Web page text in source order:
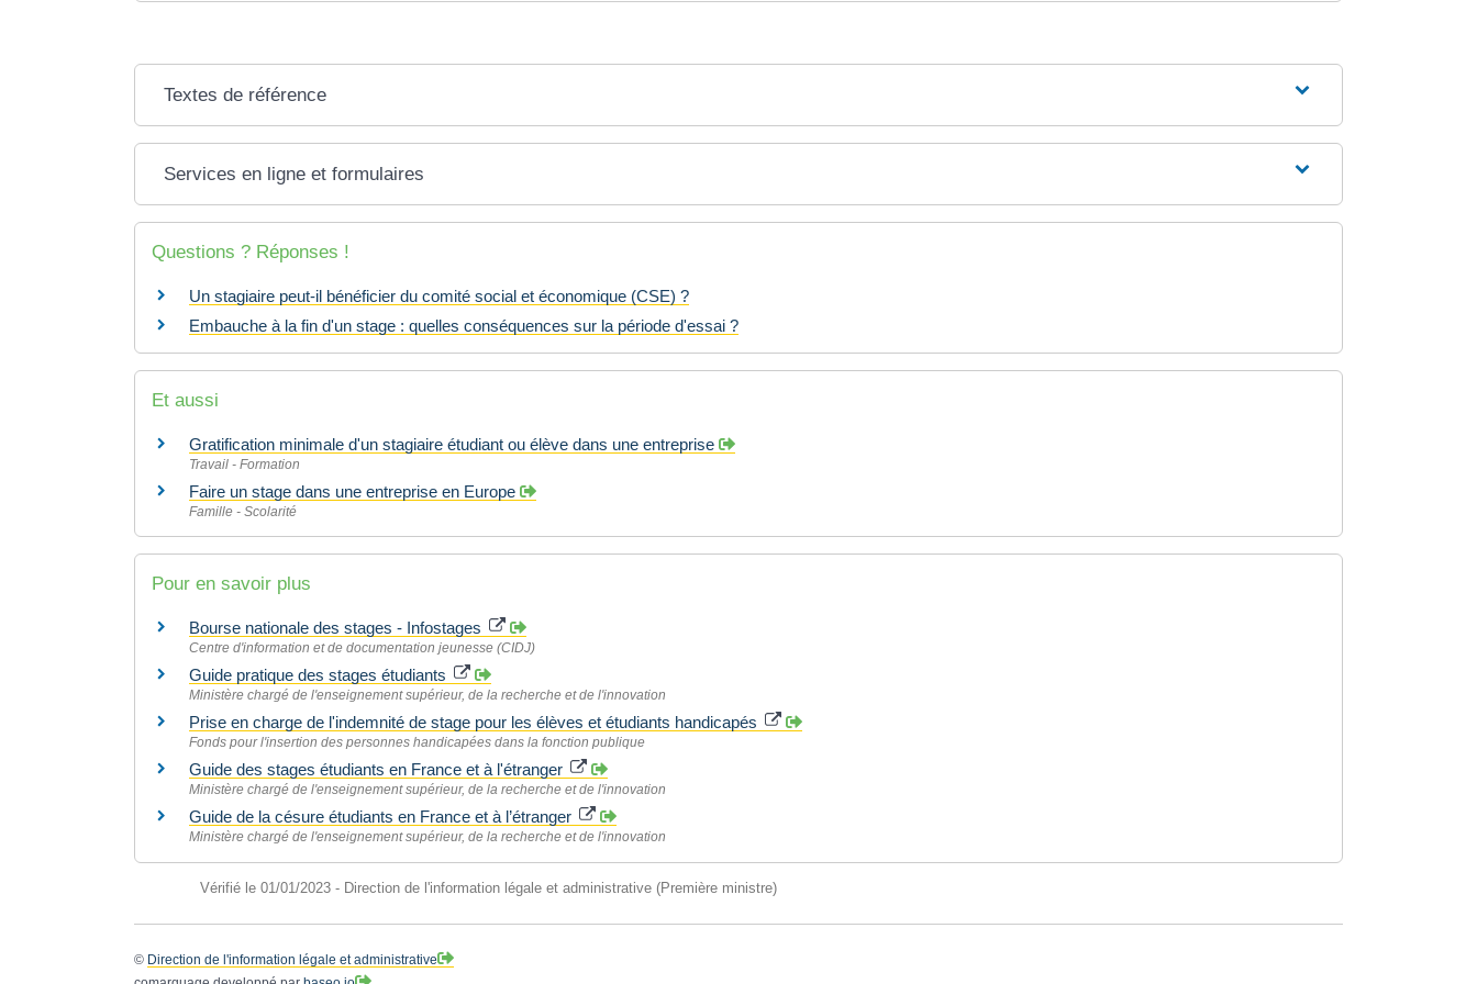
Vérifié le 01/01/2023 - Direction de l'information légale et administrative (Première ministre)
Textes de référence
Services en ligne et formulaires
Questions ? Réponses !
Un stagiaire peut-il bénéficier du comité social et économique (CSE) ?
Embauche à la fin d'un stage : quelles conséquences sur la période d'essai ?
Et aussi
Gratification minimale d'un stagiaire étudiant ou élève dans une entreprise
Travail - Formation
Faire un stage dans une entreprise en Europe
Famille - Scolarité
Pour en savoir plus
Bourse nationale des stages - Infostages
Centre d'information et de documentation jeunesse (CIDJ)
Guide pratique des stages étudiants
Ministère chargé de l'enseignement supérieur, de la recherche et de l'innovation
Prise en charge de l'indemnité de stage pour les élèves et étudiants handicapés
Fonds pour l'insertion des personnes handicapées dans la fonction publique
Guide des stages étudiants en France et à l'étranger
Ministère chargé de l'enseignement supérieur, de la recherche et de l'innovation
Guide de la césure étudiants en France et à l’étranger
Ministère chargé de l'enseignement supérieur, de la recherche et de l'innovation
© Direction de l'information légale et administrative